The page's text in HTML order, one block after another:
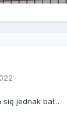
jednak bał...